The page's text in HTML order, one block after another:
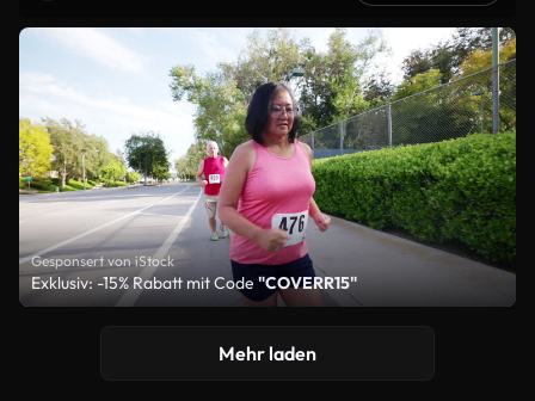
Gesponsert von iStock
Exklusiv: -15% Rabatt mit Code "COVERR15"
Mehr laden